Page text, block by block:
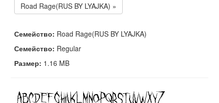
Road Rage(RUS BY LYAJKA) »
Семейство: Road Rage(RUS BY LYAJKA)
Семейство: Regular
Размер: 1.16 MB